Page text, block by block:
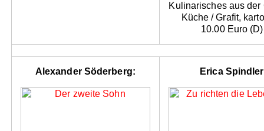
Kulinarisches aus der
Küche / Grafit,
10.00 Euro
Alexander Söderberg: Erica